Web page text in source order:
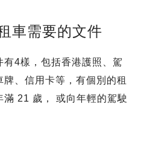
車需要的文件
4樣，包括香港護照、駕
、信用卡等，有個別的租
21 歲， 或向年輕的駕駛